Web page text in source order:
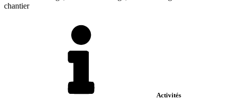
chantier
Activités